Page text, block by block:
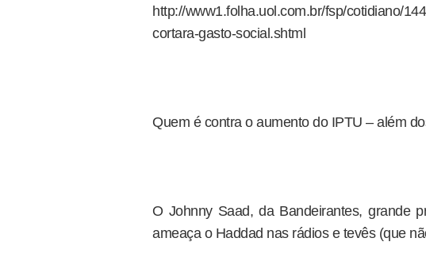
http://www1.folha.uol.com.br/fsp/cotidiano/
cortara-gasto-social.shtml
Quem é contra o aumento do IPTU – além
O Johnny Saad, da Bandeirantes, grande
ameaça o Haddad nas rádios e tevês (que